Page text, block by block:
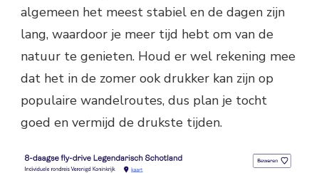
algemeen het meest stabiel en de dagen zijn
lang, waardoor je meer tijd hebt om van de
natuur te genieten. Houd er wel rekening mee
dat het in de zomer ook drukker kan zijn op
populaire wandelroutes, dus plan je tocht
goed en vermijd de drukste tijden.